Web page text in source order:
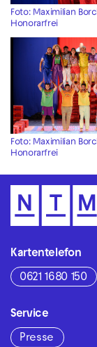
Foto: Maximilian
Honorarfrei
Foto: Maximilian
Honorarfrei
Kartentelefon
0621 1680 150
Service
Presse